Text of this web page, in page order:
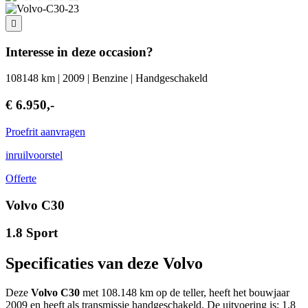
Interesse in deze occasion?
108148 km | 2009 | Benzine | Handgeschakeld
€ 6.950,-
Proefrit aanvragen
inruilvoorstel
Offerte
Volvo C30
1.8 Sport
Specificaties van deze Volvo
Deze Volvo C30 met 108.148 km op de teller, heeft het bouwjaar
2009 en heeft als transmissie handgeschakeld. De uitvoering is: 1.8